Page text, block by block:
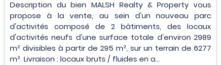
Description du bien MALSH Realty & Property vous
propose à la vente, au sein d'un nouveau parc
d'activités composé de 2 bâtiments, des locaux
d'activités neufs d'une surface totale d'environ 2989
m² divisibles à partir de 295 m², sur un terrain de 6277
m². Livraison : locaux bruts / fluides en a...